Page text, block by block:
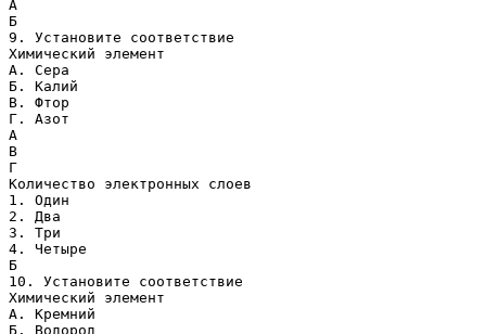
А
Б
9. Установите соответствие
Химический элемент
А. Сера
Б. Калий
В. Фтор
Г. Азот
А
В
Г
Количество электронных слоев
1. Один
2. Два
3. Три
4. Четыре
Б
10. Установите соответствие
Химический элемент
А. Кремний
Б. Водород